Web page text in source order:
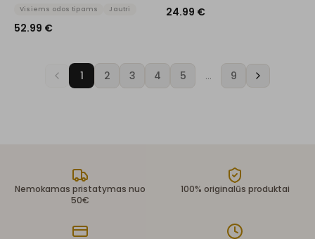
Visiems odos tipams Jautri
52.99 €
24.99 €
1 2 3 4 5 … 9
Nemokamas pristatymas nuo
50€
100% originalūs produktai